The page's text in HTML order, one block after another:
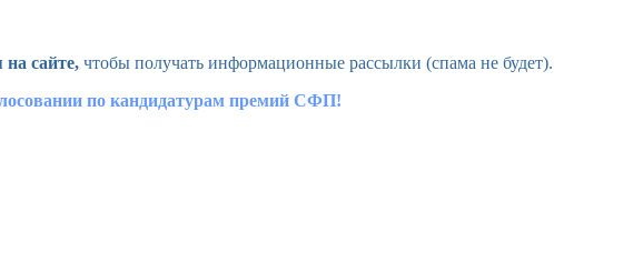
сайте, чтобы получать информационные рассылки (спама не будет).
по кандидатурам премий СФП!